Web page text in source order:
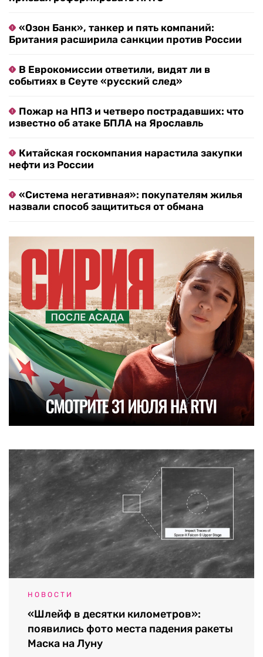
«Озон Банк», танкер и пять компаний:
Британия расширила санкции против России
В Еврокомиссии ответили, видят ли в
событиях в Сеуте «русский след»
Пожар на НПЗ и четверо пострадавших: что
известно об атаке БПЛА на Ярославль
Китайская госкомпания нарастила закупки
нефти из России
«Система негативная»: покупателям жилья
назвали способ защититься от обмана
НОВОСТИ
«Шлейф в десятки километров»:
появились фото места падения ракеты
Маска на Луну